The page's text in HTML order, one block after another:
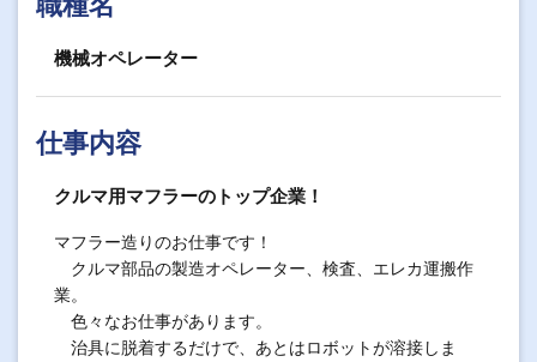
機械オペレーター
仕事内容
クルマ用マフラーのトップ企業！
マフラー造りのお仕事です！
クルマ部品の製造オペレーター、検査、エレカ運搬作
業。
色々なお仕事があります。
治具に脱着するだけで、あとはロボットが溶接しま